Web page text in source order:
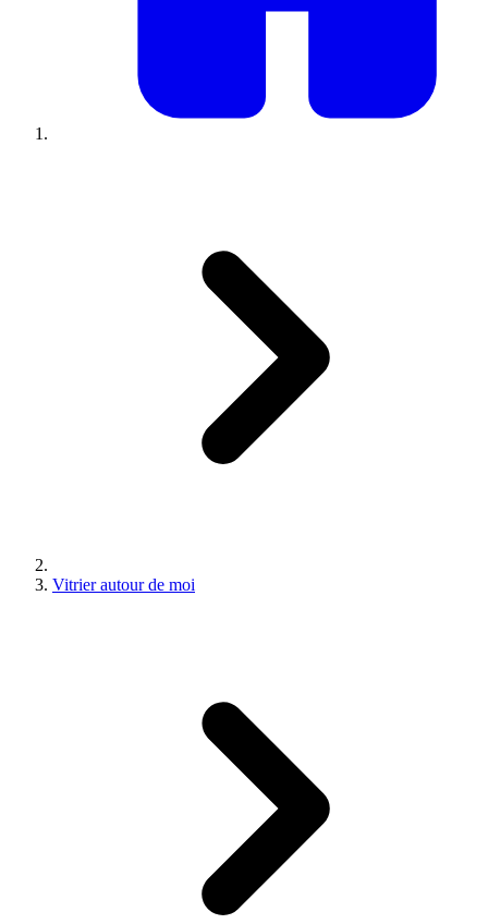
Vitrier autour de moi